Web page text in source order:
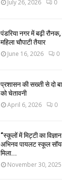
July 26, 2026 0
पंडरिया नगर में बढ़ी
महिला चौपाटी तैयार
June 16, 2026 0
प्रशासन की सख्ती से दो
को चेतावनी
April 6, 2026 0
“स्कूलों में मिट्टी का
अभिनव पायलट स्कूल
मिला...
November 30, 2025